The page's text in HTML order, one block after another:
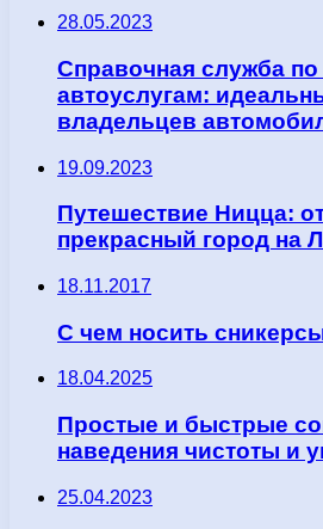
28.05.2023
Справочная служба
автоуслугам:
владельцев
19.09.2023
Путешествие Ницца:
прекрасный город на
18.11.2017
С чем носить
18.04.2025
Простые и быстрые
наведения чистоты и
25.04.2023